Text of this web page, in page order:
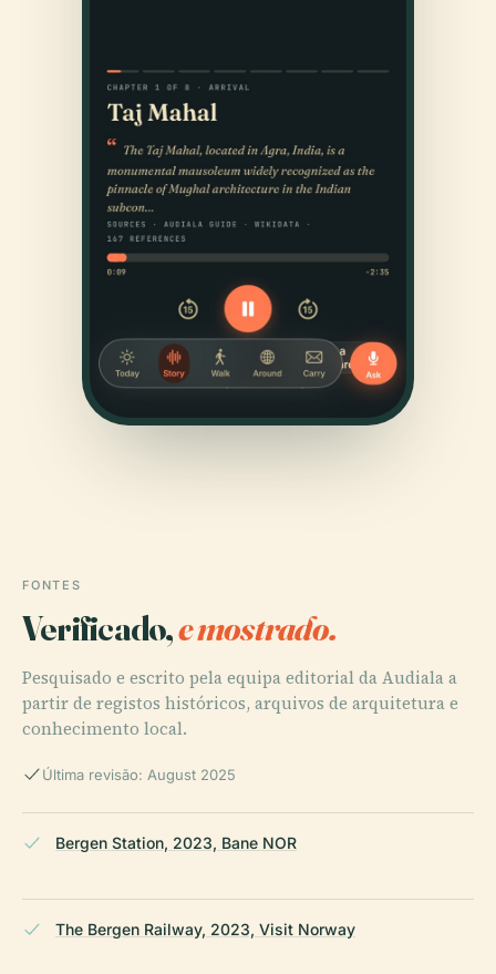
FONTES
Verificado,e mostrado.
Pesquisado e escrito pela equipa editorial da Audiala a
partir de registos históricos, arquivos de arquitetura e
conhecimento local.
Última revisão: August 2025
Bergen Station, 2023, Bane NOR
The Bergen Railway, 2023, Visit Norway